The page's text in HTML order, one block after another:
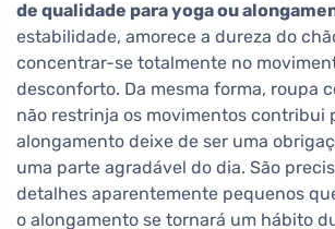
de qualidade para yoga ou
estabilidade, amorece a dureza do
concentrar-se totalmente no
desconforto. Da mesma forma, roupa
não restrinja os movimentos contribui
alongamento deixe de ser uma
uma parte agradável do dia. São
detalhes aparentemente pequenos
o alongamento se tornará um hábito